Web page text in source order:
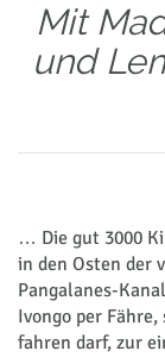
Mit
und
… Die gut 3000
in den Osten der
Pangalanes-
Ivongo per
fahren darf, zur